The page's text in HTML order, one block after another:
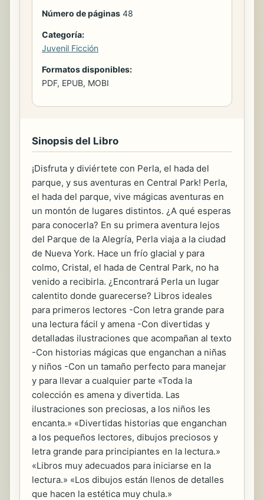
Número de páginas 48
Categoría:
Juvenil Ficción
Formatos disponibles:
PDF, EPUB, MOBI
Sinopsis del Libro
¡Disfruta y diviértete con Perla, el hada del
parque, y sus aventuras en Central Park! Perla,
el hada del parque, vive mágicas aventuras en
un montón de lugares distintos. ¿A qué esperas
para conocerla? En su primera aventura lejos
del Parque de la Alegría, Perla viaja a la ciudad
de Nueva York. Hace un frío glacial y para
colmo, Cristal, el hada de Central Park, no ha
venido a recibirla. ¿Encontrará Perla un lugar
calentito donde guarecerse? Libros ideales
para primeros lectores -Con letra grande para
una lectura fácil y amena -Con divertidas y
detalladas ilustraciones que acompañan al texto
-Con historias mágicas que enganchan a niñas
y niños -Con un tamaño perfecto para manejar
y para llevar a cualquier parte «Toda la
colección es amena y divertida. Las
ilustraciones son preciosas, a los niños les
encanta.» «Divertidas historias que enganchan
a los pequeños lectores, dibujos preciosos y
letra grande para principiantes en la lectura.»
«Libros muy adecuados para iniciarse en la
lectura.» «Los dibujos están llenos de detalles
que hacen la estética muy chula.»